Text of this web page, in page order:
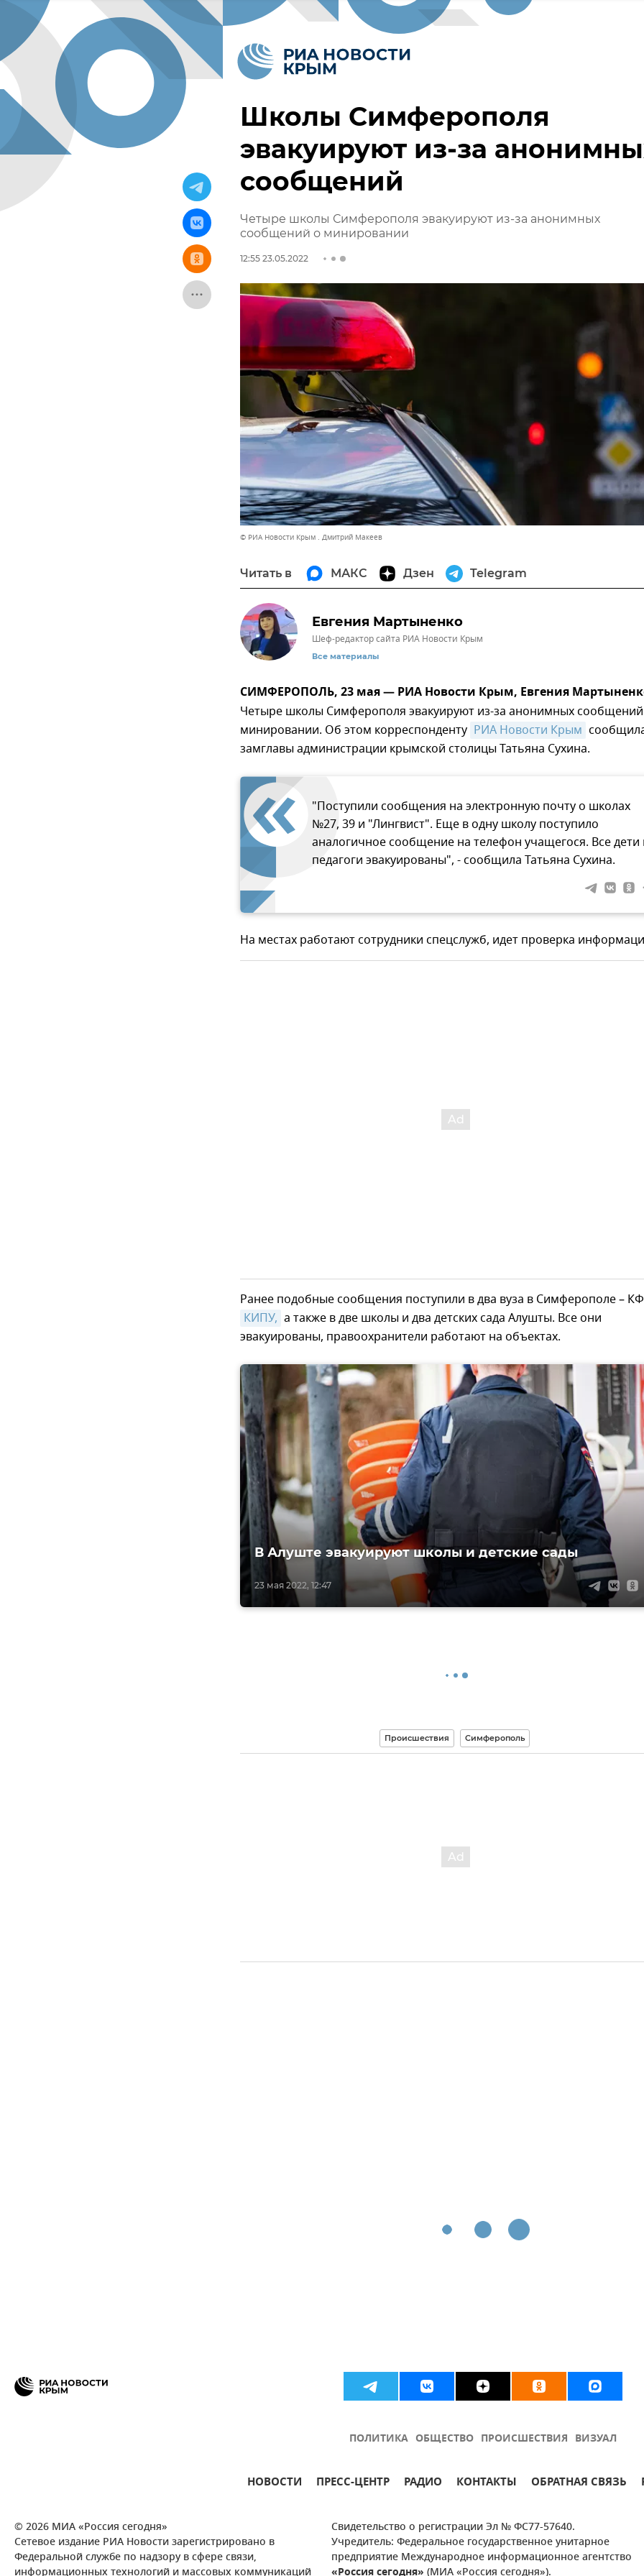
Школы Симферополя
эвакуируют из-за
сообщений
Четыре школы Симферополя эвакуируют из-за анонимных
сообщений о минировании
12:55 23.05.2022
© РИА Новости Крым . Дмитрий Макеев
Читать в МАКС Дзен Telegram
Евгения Мартыненко
Шеф-редактор сайта РИА Новости Крым
Все материалы
СИМФЕРОПОЛЬ, 23 мая — РИА Новости Крым, Евгения
Четыре школы Симферополя эвакуируют из-за анонимных
минировании. Об этом корреспонденту РИА Новости Крым
замглавы администрации крымской столицы Татьяна Сухина.
"Поступили сообщения на электронную почту о школах
№27, 39 и "Лингвист". Еще в одну школу поступило
аналогичное сообщение на телефон учащегося. Все дети
педагоги эвакуированы", - сообщила Татьяна Сухина.
На местах работают сотрудники спецслужб, идет проверка
Ранее подобные сообщения поступили в два вуза в Симферополе –
КИПУ, а также в две школы и два детских сада Алушты. Все они
эвакуированы, правоохранители работают на объектах.
23 мая 2022, 12:47
В Алуште эвакуируют школы и детские сады
Происшествия Симферополь
ПОЛИТИКА ОБЩЕСТВО ПРОИСШЕСТВИЯ ВИЗУАЛ
НОВОСТИ ПРЕСС-ЦЕНТР РАДИО КОНТАКТЫ ОБРАТНАЯ СВЯЗЬ
© 2026 МИА «Россия сегодня»
Сетевое издание РИА Новости зарегистрировано в
Федеральной службе по надзору в сфере связи,
Свидетельство о регистрации Эл № ФС77-57640.
Учредитель: Федеральное государственное унитарное
предприятие Международное информационное агентство